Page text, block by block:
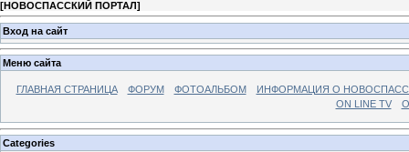
[НОВОСПАССКИЙ ПОРТАЛ]
Вход на сайт
Меню сайта
ГЛАВНАЯ СТРАНИЦА ФОРУМ ФОТОАЛЬБОМ
ИНФОРМАЦИЯ О
ON LINE TV
Categories